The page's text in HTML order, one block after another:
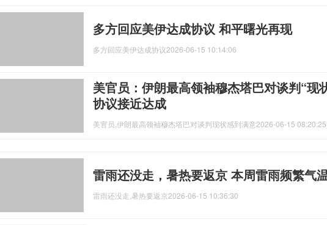
多方回应美伊达成协议 和平曙光再现
多方回应美伊达成协议2026-06-15 10:14:06
美官员：伊朗最高领袖穆杰塔巴对谈判“现
协议接近达成
美官员,伊朗最高领袖穆杰塔巴对谈判现状感到满意2026-06-15 08:20:25
雷雨还没走，暑热要返京 本周雷雨频繁气
雷雨还没走,暑热要返京2026-06-15 10:36:30